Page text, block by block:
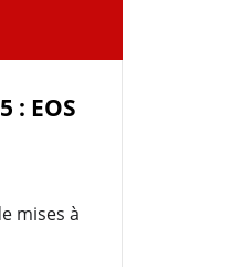
: EOS
mises à